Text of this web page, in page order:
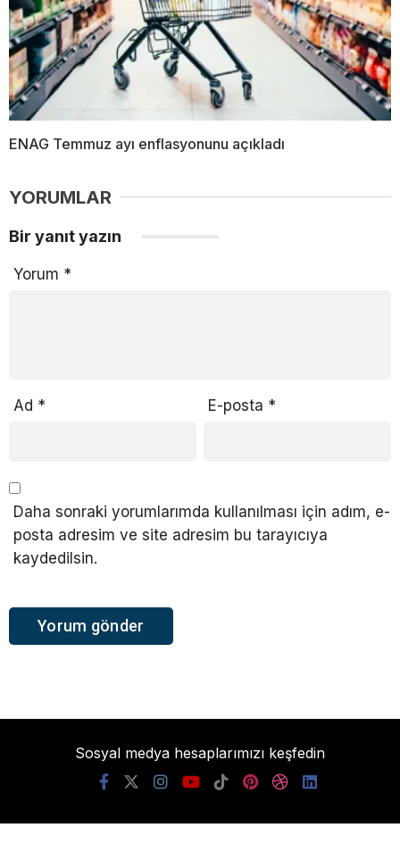
ENAG Temmuz ayı enflasyonunu açıkladı
YORUMLAR
Bir yanıt yazın
Yorum *
Ad * E-posta *
Daha sonraki yorumlarımda kullanılması için adım, e-
posta adresim ve site adresim bu tarayıcıya
kaydedilsin.
Sosyal medya hesaplarımızı keşfedin